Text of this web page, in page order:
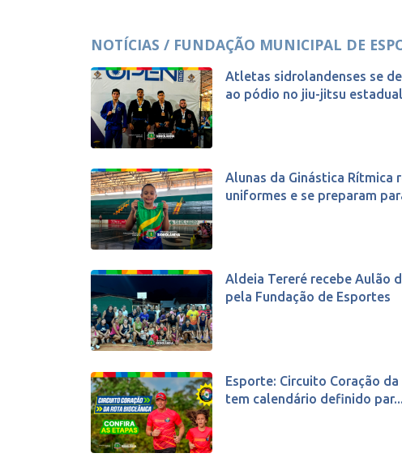
NOTÍCIAS / FUNDAÇÃO MUNICIPAL DE
Atletas sidrolandenses se
ao pódio no jiu-jitsu estadual
Alunas da Ginástica Rítmica
uniformes e se preparam
Aldeia Tereré recebe Aulão
pela Fundação de Esportes
Esporte: Circuito Coração
tem calendário definido par...